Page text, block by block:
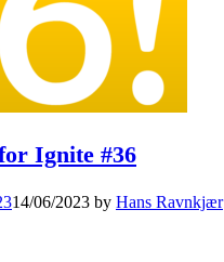
Ignite #36
14/06/2023 by Hans Ravnkjær